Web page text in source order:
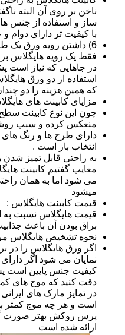
ناخن بر روی آن البته
ساز و استفاده از جنس
با کیفیت تر دارای دوام
6) داشتن رویه ورق یک طرفه
فقط یک رویه هایگلاس
در جاهایی که نیاز است
استفاده از دو ورق
که همین هزینه را دو
مزایای کابینت های
چون این نوع کابینت سطح
منعکس کرده و سبب
دارای طرح ها و رنگ
انتخاب باز است .
به راحتی قابل تمیز
معایب گفتیم کابینت
می شود اما به همان
میشود
قیمت کابینت هایگلاس :
قیمت هایگلاس نسبت به
براق بودن آن باعث
نحوه تشخیص هایگلاس
اگر ورق هایگلاس را در
نمایان می شود اگر
کیفیت جنس پایین است
دقت کنید که موج های
در تمایز مارک های
است و هر چه موج کمتر
پرس روکش بهتر صورت
ارائه شده است